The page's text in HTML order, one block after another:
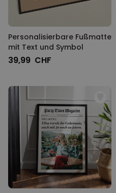
Personalisierbare Fußmatte
mit Text und Symbol
39,99 CHF